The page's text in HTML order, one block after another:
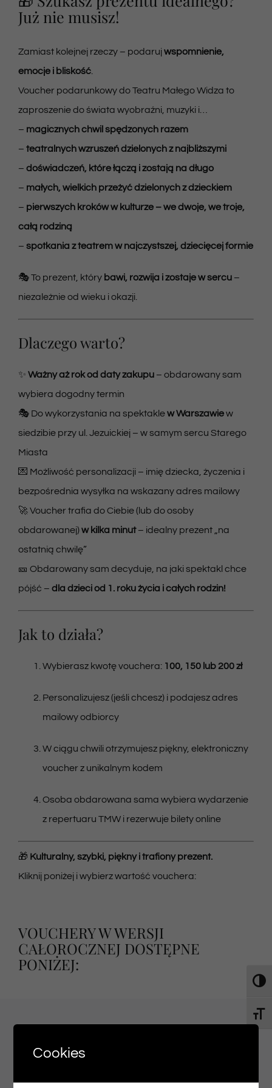
Już nie musisz!
Zamiast kolejnej rzeczy – podarujwspomnienie,
emocje i bliskość.
Voucher podarunkowy do Teatru Małego Widza to
zaproszenie do świata wyobraźni, muzyki i…
– magicznych chwil spędzonych razem
– teatralnych wzruszeń dzielonych z najbliższymi
– doświadczeń, które łączą i zostają na długo
– małych, wielkich przeżyć dzielonych z dzieckiem
– pierwszych kroków w kulturze – we dwoje, we troje,
całą rodziną
– spotkania z teatrem w najczystszej, dziecięcej formie
🎭 To prezent, który bawi, rozwija i zostaje w sercu–
niezależnie od wieku i okazji.
Dlaczego warto?
✨ Ważny aż rok od daty zakupu– obdarowany sam
wybiera dogodny termin
🎭 Do wykorzystania na spektaklew Warszawiew
siedzibie przy ul. Jezuickiej – w samym sercu Starego
Miasta
💌 Możliwość personalizacji – imię dziecka, życzenia i
bezpośrednia wysyłka na wskazany adres mailowy
🚀 Voucher trafia do Ciebie (lub do osoby
obdarowanej)w kilka minut– idealny prezent „na
ostatnią chwilę”
🎫 Obdarowany sam decyduje, na jaki spektakl chce
pójść – dla dzieci od 1. roku życia i całych rodzin!
Jak to działa?
Wybierasz kwotę vouchera: 100, 150 lub 200 zł
Personalizujesz (jeśli chcesz) i podajesz adres
mailowy odbiorcy
W ciągu chwili otrzymujesz piękny, elektroniczny
voucher z unikalnym kodem
Osoba obdarowana sama wybiera wydarzenie
z repertuaru TMW i rezerwuje bilety online
🎁 Kulturalny, szybki, piękny i trafiony prezent.
Kliknij poniżej i wybierz wartość vouchera:
VOUCHERY W WERSJI
CAŁOROCZNEJ DOSTĘPNE
PONIŻEJ:
Cookies